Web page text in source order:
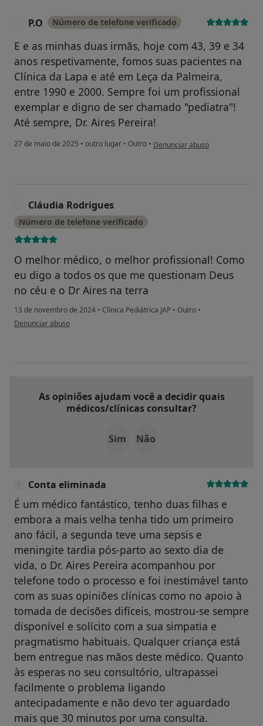
P.O Número de telefone verificado
E e as minhas duas irmãs, hoje com 43, 39 e 34
anos respetivamente, fomos suas pacientes na
Clínica da Lapa e até em Leça da Palmeira,
entre 1990 e 2000. Sempre foi um profissional
exemplar e digno de ser chamado "pediatra"!
Até sempre, Dr. Aires Pereira!
27 de maio de 2025 • outro lugar • Outro • na opinião do utilizador P.O
Denunciar abuso
Cláudia Rodrigues
Número de telefone verificado
O melhor médico, o melhor profissional! Como
eu digo a todos os que me questionam Deus
no céu e o Dr Aires na terra
13 de novembro de 2024 • Clínica Pediátrica JAP • Outro •
na opinião do utilizador Cláudia Rodrigues
Denunciar abuso
As opiniões ajudam você a decidir quais
médicos/clínicas consultar?
Sim Não
Conta eliminada
É um médico fantástico, tenho duas filhas e
embora a mais velha tenha tido um primeiro
ano fácil, a segunda teve uma sepsis e
meningite tardia pós-parto ao sexto dia de
vida, o Dr. Aires Pereira acompanhou por
telefone todo o processo e foi inestimável tanto
com as suas opiniões clínicas como no apoio à
tomada de decisões difíceis, mostrou-se sempre
disponível e solícito com a sua simpatia e
pragmatismo habituais. Qualquer criança está
bem entregue nas mãos deste médico. Quanto
às esperas no seu consultório, ultrapassei
facilmente o problema ligando
antecipadamente e não devo ter aguardado
mais que 30 minutos por uma consulta.